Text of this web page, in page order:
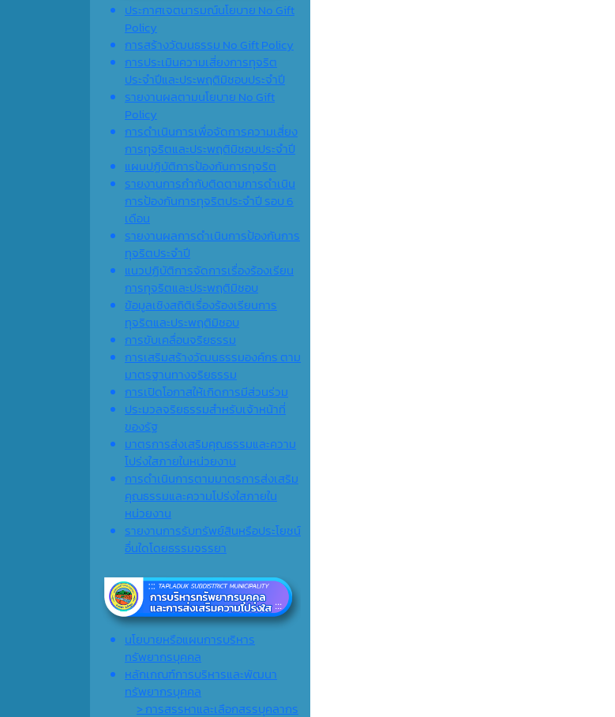
ประกาศเจตนารมณ์นโยบาย No Gift
Policy
การสร้างวัฒนธรรม No Gift Policy
การประเมินความเสี่ยงการทุจริต
ประจำปีและประพฤติมิชอบประจำปี
รายงานผลตามนโยบาย No Gift
Policy
การดำเนินการเพื่อจัดการความเสี่ยง
การทุจริตและประพฤติมิชอบประจำปี
แผนปฏิบัติการป้องกันการทุจริต
รายงานการกำกับติดตามการดำเนิน
การป้องกันการทุจริตประจำปี รอบ 6
เดือน
รายงานผลการดำเนินการป้องกันการ
ทุจริตประจำปี
แนวปฏิบัติการจัดการเรื่องร้องเรียน
การทุจริตและประพฤติมิชอบ
ข้อมูลเชิงสถิติเรื่องร้องเรียนการ
ทุจริตและประพฤติมิชอบ
การขับเคลื่อนจริยธรรม
การเสริมสร้างวัฒนธรรมองค์กร ตาม
มาตรฐานทางจริยธรรม
การเปิดโอกาสให้เกิดการมีส่วนร่วม
ประมวลจริยธรรมสำหรับเจ้าหน้าที่
ของรัฐ
มาตรการส่งเสริมคุณธรรมและความ
โปร่งใสภายในหน่วยงาน
การดำเนินการตามมาตรการส่งเสริม
คุณธรรมและความโปร่งใสภายใน
หน่วยงาน
รายงานการรับทรัพย์สินหรือประโยชน์
อื่นใดโดยธรรมจรรยา
นโยบายหรือแผนการบริหาร
ทรัพยากรบุคคล
หลักเกณฑ์การบริหารและพัฒนา
ทรัพยากรบุคคล
> การสรรหาและเลือกสรรบุคลากร